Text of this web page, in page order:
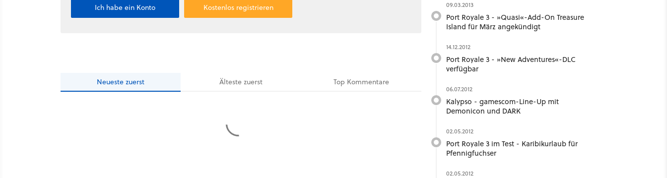
Ich habe ein Konto Kostenlos registrieren
Neueste zuerst Ältestezuerst Top Kommentare
09.03.2013
Port Royale 3 - »Quasi«-Add-On Treasure
Island für März angekündigt
14.12.2012
Port Royale 3 - »New Adventures«-DLC
verfügbar
06.07.2012
Kalypso - gamescom-Line-Up mit
Demonicon und DARK
02.05.2012
Port Royale 3 im Test - Karibikurlaub für
Pfennigfuchser
02.05.2012